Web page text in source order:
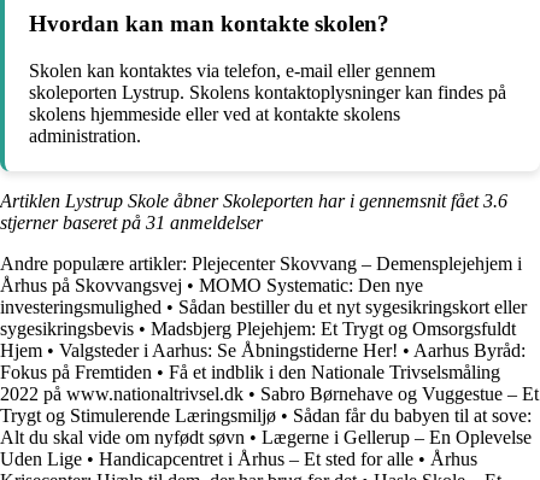
Hvordan kan man kontakte skolen?
Skolen kan kontaktes via telefon, e-mail eller gennem
skoleporten Lystrup. Skolens kontaktoplysninger kan findes på
skolens hjemmeside eller ved at kontakte skolens
administration.
Artiklen Lystrup Skole åbner Skoleporten har i gennemsnit fået3.6
stjerner baseret på 31 anmeldelser
Andre populære artikler: Plejecenter Skovvang – Demensplejehjem i
Århus på Skovvangsvej • MOMO Systematic: Den nye
investeringsmulighed • Sådan bestiller du et nyt sygesikringskort eller
sygesikringsbevis • Madsbjerg Plejehjem: Et Trygt og Omsorgsfuldt
Hjem • Valgsteder i Aarhus: Se Åbningstiderne Her! • Aarhus Byråd:
Fokus på Fremtiden • Få et indblik i den Nationale Trivselsmåling
2022 på www.nationaltrivsel.dk • Sabro Børnehave og Vuggestue – Et
Trygt og Stimulerende Læringsmiljø • Sådan får du babyen til at sove:
Alt du skal vide om nyfødt søvn • Lægerne i Gellerup – En Oplevelse
Uden Lige • Handicapcentret i Århus – Et sted for alle • Århus